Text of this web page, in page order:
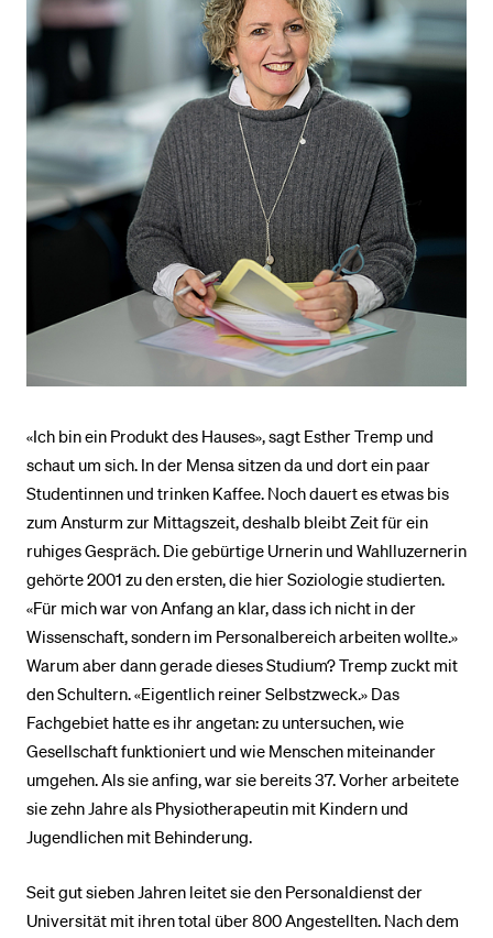
«Ich bin ein Produkt des Hauses», sagt Esther Tremp und
schaut um sich. In der Mensa sitzen da und dort ein paar
Studentinnen und trinken Kaffee. Noch dauert es etwas bis
zum Ansturm zur Mittagszeit, deshalb bleibt Zeit für ein
ruhiges Gespräch. Die gebürtige Urnerin und Wahlluzernerin
gehörte 2001 zu den ersten, die hier Soziologie studierten.
«Für mich war von Anfang an klar, dass ich nicht in der
Wissenschaft, sondern im Personalbereich arbeiten wollte.»
Warum aber dann gerade dieses Studium? Tremp zuckt mit
den Schultern. «Eigentlich reiner Selbstzweck.» Das
Fachgebiet hatte es ihr angetan: zu untersuchen, wie
Gesellschaft funktioniert und wie Menschen miteinander
umgehen. Als sie anfing, war sie bereits 37. Vorher arbeitete
sie zehn Jahre als Physiotherapeutin mit Kindern und
Jugendlichen mit Behinderung.
Seit gut sieben Jahren leitet sie den Personaldienst der
Universität mit ihren total über 800 Angestellten. Nach dem